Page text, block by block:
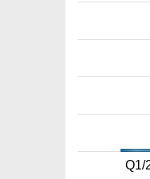
Q1/